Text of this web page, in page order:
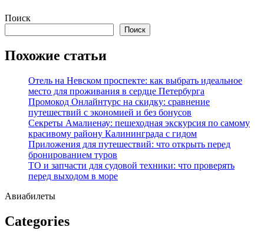
Перейти
содержимому
Поиск
Поиск
Похожие статьи
Отель на Невском проспекте: как выбрать идеальное
место для проживания в сердце Петербурга
Промокод Онлайнтурс на скидку: сравнение
путешествий с экономией и без бонусов
Секреты Амалиенау: пешеходная экскурсия по самому
красивому району Калининграда с гидом
Приложения для путешествий: что открыть перед
бронированием туров
ТО и запчасти для судовой техники: что проверять
перед выходом в море
Авиабилеты
Categories